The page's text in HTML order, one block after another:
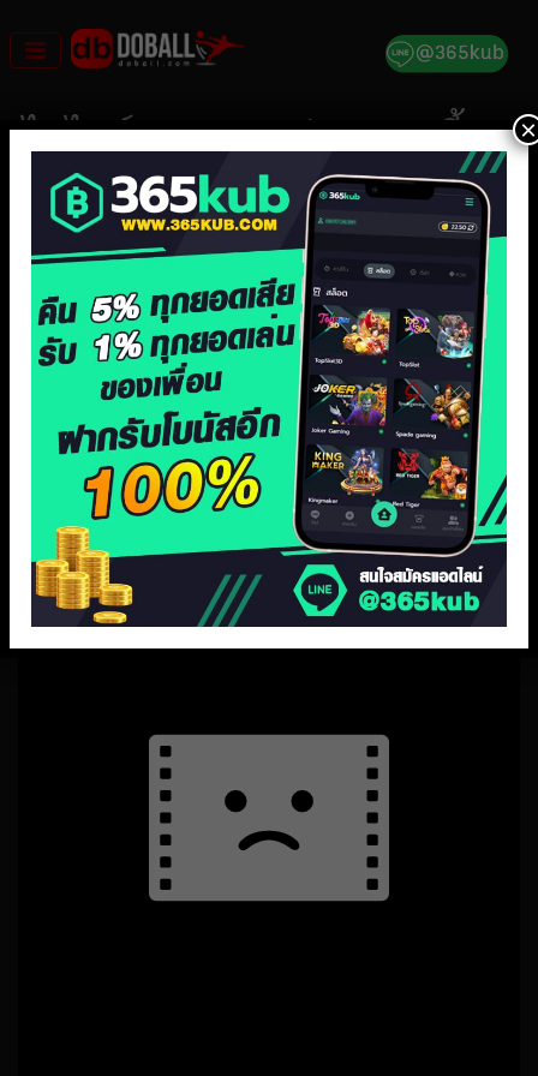
to
content
ไฮไลท์ฟุตบอล ยูฟ่า แชมเปี้ยน
ส์ลีก RB ไลป์ซิก 0-1 ลิเวอร์พูล
23/10/2024
×